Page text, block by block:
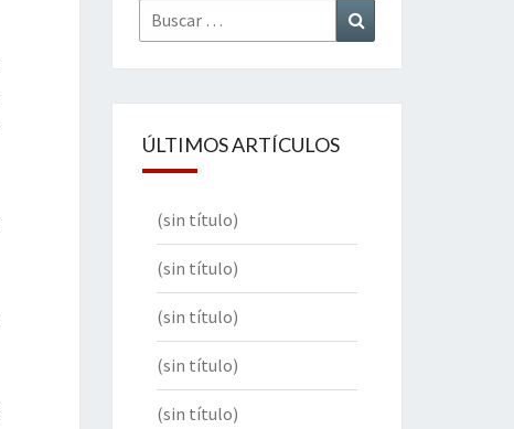
Buscar
por:
ÚLTIMOS ARTÍCULOS
(sin título)
(sin título)
(sin título)
(sin título)
(sin título)